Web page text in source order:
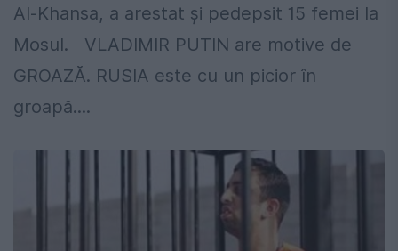
Al-Khansa, a arestat şi pedepsit 15 femei la
Mosul. VLADIMIR PUTIN are motive de
GROAZĂ. RUSIA este cu un picior în
groapă....